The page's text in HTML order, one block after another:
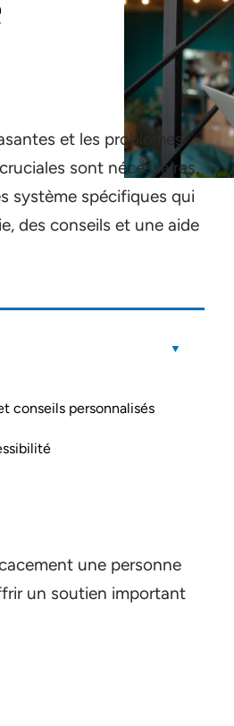
et les problèmes
sont nécessaires,
système spécifiques qui
des conseils et une aide
conseils personnalisés
une personne
un soutien important